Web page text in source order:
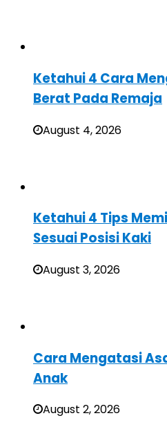
Ketahui 4 Cara
Berat Pada Remaja
August 4, 2026
Ketahui 4 Tips
Sesuai Posisi Kaki
August 3, 2026
Cara Mengatasi
Anak
August 2, 2026